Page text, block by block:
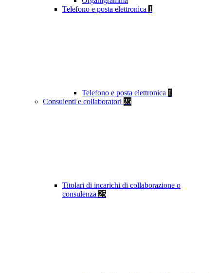
Telefono e posta elettronica 1
Telefono e posta elettronica 1
Consulenti e collaboratori 25
Titolari di incarichi di collaborazione o
consulenza 25